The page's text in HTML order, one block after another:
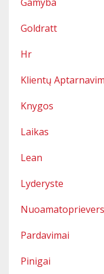
Goldratt
Hr
Klientų
Knygos
Laikas
Lean
Lyderyste
Pardavimai
Pinigai